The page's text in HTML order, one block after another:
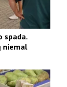
spada.
niemal